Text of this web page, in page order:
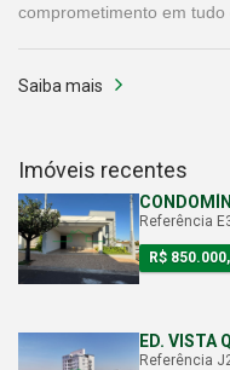
comprometimento em tudo
Saiba mais
Imóveis recentes
Referência
R$
ED. VISTA
Referência